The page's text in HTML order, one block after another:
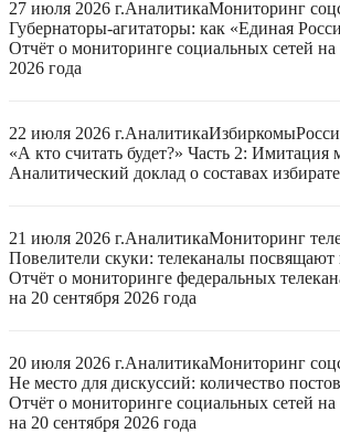
27 июля 2026 г.АналитикаМониторинг
Губернаторы-агитаторы: как «Единая
Отчёт о мониторинге социальных сетей
2026 года
22 июля 2026 г.АналитикаИзбиркомы
«А кто считать будет?» Часть 2: Имитация
Аналитический доклад о составах
21 июля 2026 г.АналитикаМониторинг
Повелители скуки: телеканалы
Отчёт о мониторинге федеральных
на 20 сентября 2026 года
20 июля 2026 г.АналитикаМониторинг
Не место для дискуссий: количество
Отчёт о мониторинге социальных сетей
на 20 сентября 2026 года